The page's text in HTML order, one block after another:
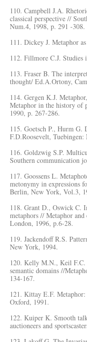
110. Campbell J.A.
classical perspective //
Num.4, 1998, p. 291 -308.
111. Dickey J. Metaphor
112. Fillmore C.J.
113. Fraser B. The
thought/ Ed.A.Ortony,
114. Gergen K.J.
Metaphor in the history of
1990, p. 267-286.
115. Goetsch P., Hurm G.
F.D.Roosevelt,
116. Goldzwig S.P.
Southern communication
117. Goossens L.
metonymy in expressions
Berlin, New York, Vol.3,
118. Grant D., Oswick C.
metaphors // Metaphor
London, 1996, p.6-28.
119. Jackendoff R.S.
New York, 1994.
120. Kelly M.N., Keil F.C.
semantic domains //
134-167.
121. Kittay E.F.
Oxford, 1991.
122. Kuiper K. Smooth
auctioneers and